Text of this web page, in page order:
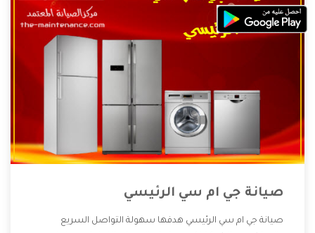
صيانة جي ام سي الرئيسي
صيانة جي ام سي الرئيسي هدفها سهولة التواصل السريع